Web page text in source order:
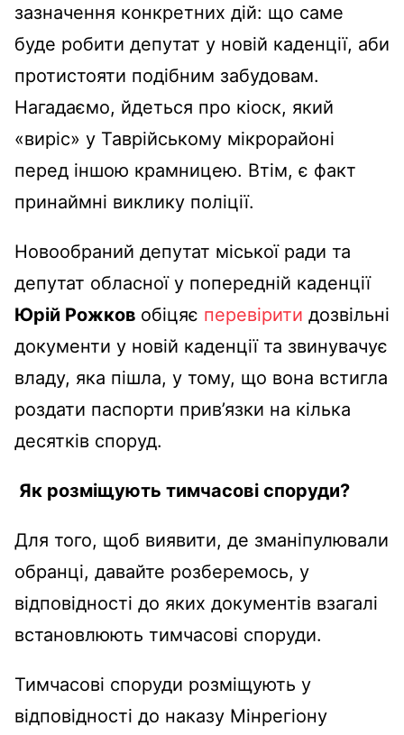
зазначення конкретних дій: що саме
буде робити депутат у новій каденції, аби
протистояти подібним забудовам.
Нагадаємо, йдеться про кіоск, який
«виріс» у Таврійському мікрорайоні
перед іншою крамницею. Втім, є факт
принаймні виклику поліції.
Новообраний депутат міської ради та
депутат обласної у попередній каденції
Юрій Рожков обіцяє перевірити дозвільні
документи у новій каденції та звинувачує
владу, яка пішла, у тому, що вона встигла
роздати паспорти прив’язки на кілька
десятків споруд.
Як розміщують тимчасові споруди?
Для того, щоб виявити, де зманіпулювали
обранці, давайте розберемось, у
відповідності до яких документів взагалі
встановлюють тимчасові споруди.
Тимчасові споруди розміщують у
відповідності до наказу Мінрегіону